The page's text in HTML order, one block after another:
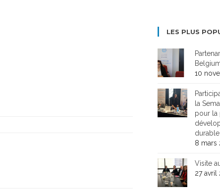
LES PLUS
10
la
pour la
durable
8 mars
Visite
27 avril